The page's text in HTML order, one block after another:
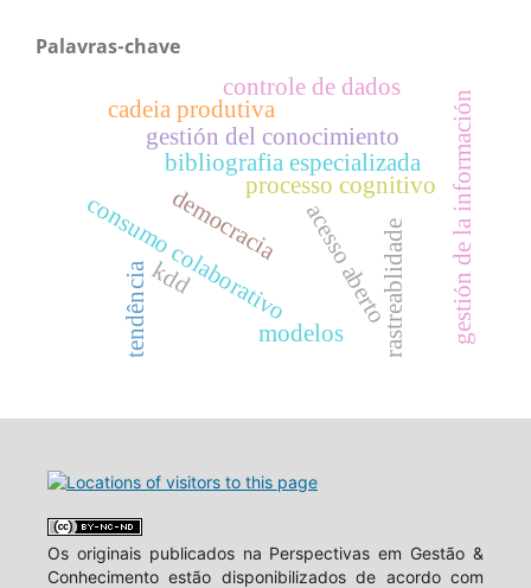
Palavras-chave
processo cognitivo
consumo colaborativo
bibliografia especializada
kdd gestión de la información
gestión del conocimiento
cadeia produtiva
tendência
democracia acesso aberto
modelos rastreablidade
controle de dados
Os originais publicados na Perspectivas em Gestão &
Conhecimento estão disponibilizados de acordo com